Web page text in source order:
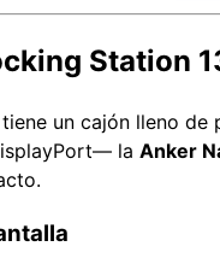
Station
un cajón lleno
la Anker